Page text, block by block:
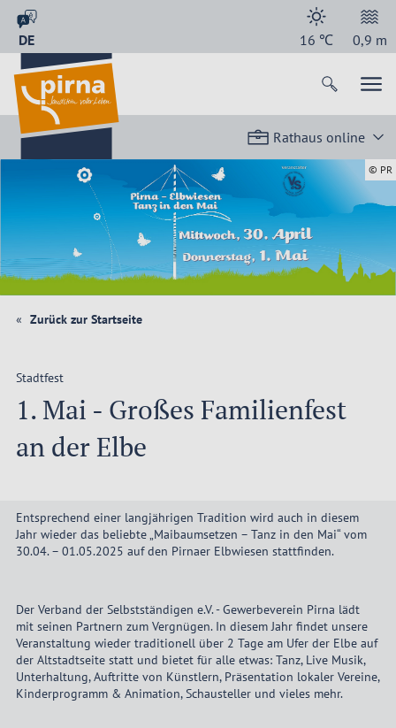
DE 16 ℃ 0,9 m
Rathaus online
© PR
Zurück zur Startseite
Stadtfest
1. Mai - Großes Familienfest
an der Elbe
Entsprechend einer langjährigen Tradition wird auch in diesem
Jahr wieder das beliebte „Maibaumsetzen – Tanz in den Mai“ vom
30.04. – 01.05.2025 auf den Pirnaer Elbwiesen stattfinden.
Der Verband der Selbstständigen e.V. - Gewerbeverein Pirna lädt
mit seinen Partnern zum Vergnügen. In diesem Jahr findet unsere
Veranstaltung wieder traditionell über 2 Tage am Ufer der Elbe auf
der Altstadtseite statt und bietet für alle etwas: Tanz, Live Musik,
Unterhaltung, Auftritte von Künstlern, Präsentation lokaler Vereine,
Kinderprogramm & Animation, Schausteller und vieles mehr.